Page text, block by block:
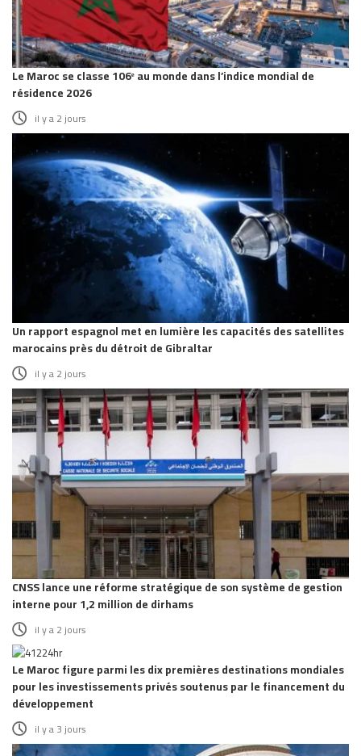
Le Maroc se classe 106ᵉ au monde dans l’indice mondial de
résidence 2026
il y a 2 jours
Un rapport espagnol met en lumière les capacités des satellites
marocains près du détroit de Gibraltar
il y a 2 jours
CNSS lance une réforme stratégique de son système de gestion
interne pour 1,2 million de dirhams
il y a 2 jours
Le Maroc figure parmi les dix premières destinations mondiales
pour les investissements privés soutenus par le financement du
développement
il y a 3 jours